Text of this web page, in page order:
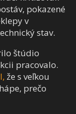
pokazené
v
stav.
štúdio
pracovalo.
že s veľkou
prečo